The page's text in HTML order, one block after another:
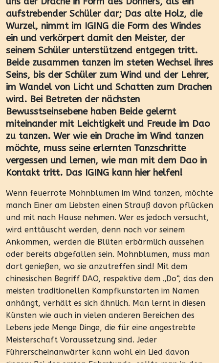
aufstrebender Schüler dar; Das alte Holz, die
Wurzel, nimmt im IGING die Form des Windes
ein und verkörpert damit den Meister, der
seinem Schüler unterstützend entgegen tritt.
Beide zusammen tanzen im steten Wechsel ihres
Seins, bis der Schüler zum Wind und der Lehrer,
im Wandel von Licht und Schatten zum Drachen
wird. Bei Betreten der nächsten
Bewusstseinsebene haben Beide gelernt
miteinander mit Leichtigkeit und Freude im Dao
zu tanzen. Wer wie ein Drache im Wind tanzen
möchte, muss seine erlernten Tanzschritte
vergessen und lernen, wie man mit dem Dao in
Kontakt tritt. Das IGING kann hier helfen!
Wenn feuerrote Mohnblumen im Wind tanzen, möchte
manch Einer am Liebsten einen Strauß davon pflücken
und mit nach Hause nehmen. Wer es jedoch versucht,
wird enttäuscht werden, denn noch vor seinem
Ankommen, werden die Blüten erbärmlich aussehen
oder bereits abgefallen sein. Mohnblumen, muss man
dort genießen, wo sie anzutreffen sind! Mit dem
chinesischen Begriff DAO, respektive dem „Do“, das den
meisten traditionellen Kampfkunstarten im Namen
anhängt, verhält es sich ähnlich. Man lernt in diesen
Künsten wie auch in vielen anderen Bereichen des
Lebens jede Menge Dinge, die für eine angestrebte
Meisterschaft Voraussetzung sind. Jeder
Führerscheinanwärter kann wohl ein Lied davon